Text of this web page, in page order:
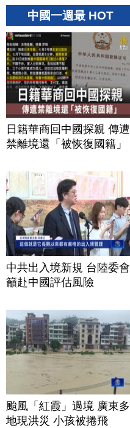
中國一週最 HOT
日籍華商回中國探親 傳遭
禁離境還「被恢復國籍」
中共出入境新規 台陸委會
籲赴中國評估風險
颱風「紅霞」過境 廣東多
地現洪災 小孩被捲飛